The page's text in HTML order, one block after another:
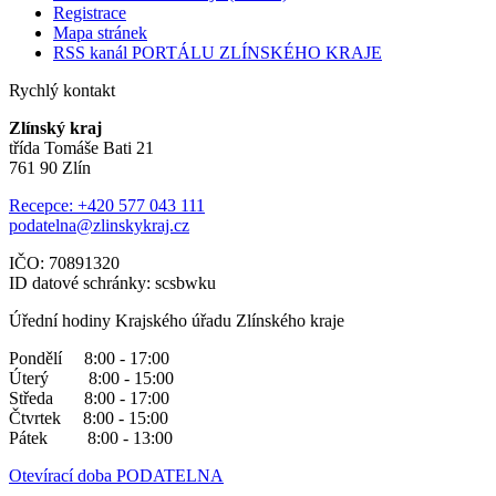
Registrace
Mapa stránek
RSS kanál PORTÁLU ZLÍNSKÉHO KRAJE
Rychlý kontakt
Zlínský kraj
třída Tomáše Bati 21
761 90 Zlín
Recepce: +420 577 043 111
podatelna@zlinskykraj.cz
IČO: 70891320
ID datové schránky: scsbwku
Úřední hodiny Krajského úřadu Zlínského kraje
Pondělí 8:00 - 17:00
Úterý 8:00 - 15:00
Středa 8:00 - 17:00
Čtvrtek 8:00 - 15:00
Pátek 8:00 - 13:00
Otevírací doba PODATELNA